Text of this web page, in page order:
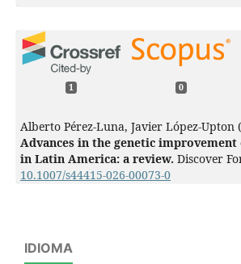
1 0
Alberto Pérez-Luna, Javier López-Upton
Advances in the genetic
in Latin America: a review. Discover
10.1007/s44415-026-00073-0
IDIOMA